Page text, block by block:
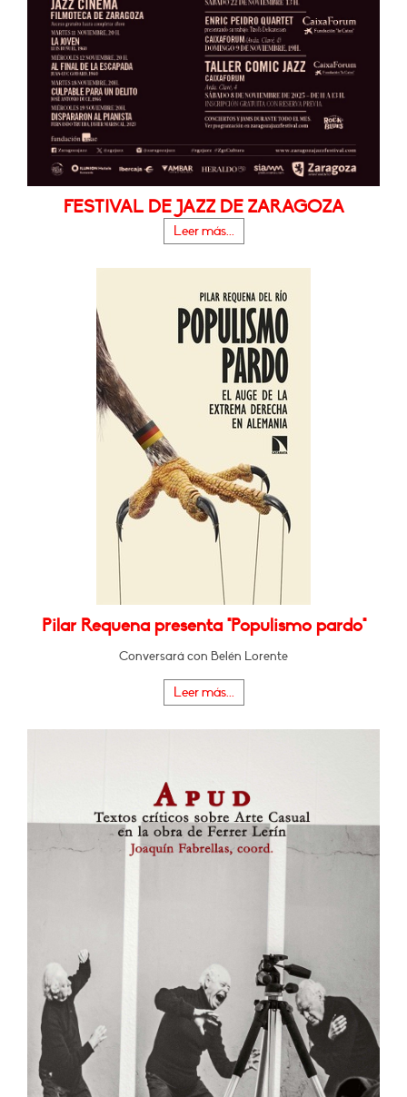
FESTIVAL DE JAZZ DE ZARAGOZA
Leer más...
Pilar Requena presenta "Populismo pardo"
Conversará con Belén Lorente
Leer más...